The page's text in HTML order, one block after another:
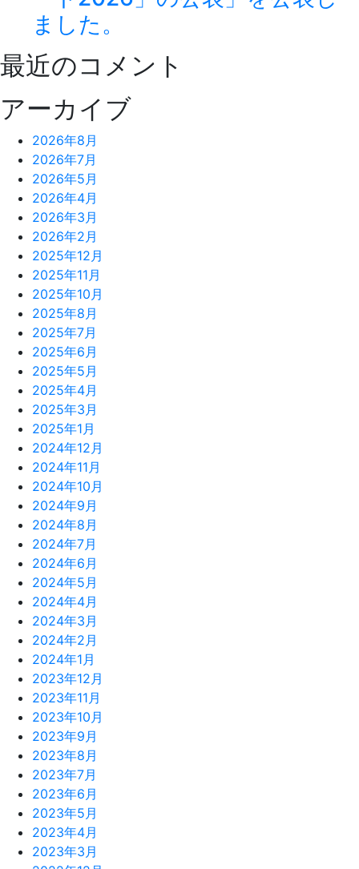
ました。
最近のコメント
アーカイブ
2026年8月
2026年7月
2026年5月
2026年4月
2026年3月
2026年2月
2025年12月
2025年11月
2025年10月
2025年8月
2025年7月
2025年6月
2025年5月
2025年4月
2025年3月
2025年1月
2024年12月
2024年11月
2024年10月
2024年9月
2024年8月
2024年7月
2024年6月
2024年5月
2024年4月
2024年3月
2024年2月
2024年1月
2023年12月
2023年11月
2023年10月
2023年9月
2023年8月
2023年7月
2023年6月
2023年5月
2023年4月
2023年3月